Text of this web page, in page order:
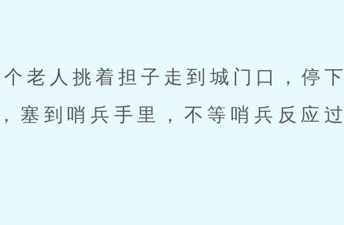
老人挑着担子走到城门口，停下
塞到哨兵手里，不等哨兵反应过